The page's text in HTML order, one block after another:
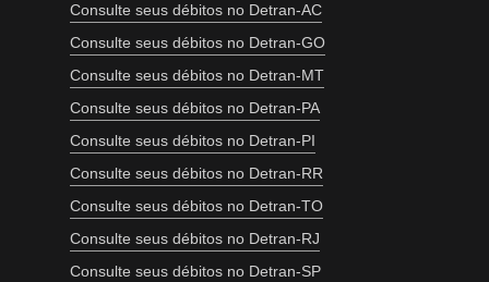
Consulte seus débitos no Detran-AC
Consulte seus débitos no Detran-GO
Consulte seus débitos no Detran-MT
Consulte seus débitos no Detran-PA
Consulte seus débitos no Detran-PI
Consulte seus débitos no Detran-RR
Consulte seus débitos no Detran-TO
Consulte seus débitos no Detran-RJ
Consulte seus débitos no Detran-SP